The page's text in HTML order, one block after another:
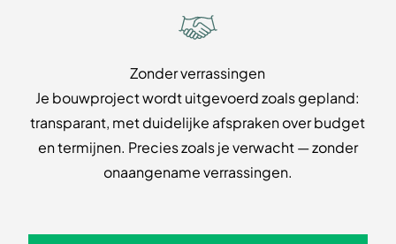
Zonder verrassingen
Je bouwproject wordt uitgevoerd zoals gepland:
transparant, met duidelijke afspraken over budget
en termijnen. Precies zoals je verwacht — zonder
onaangename verrassingen.